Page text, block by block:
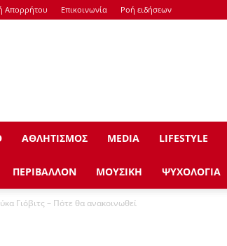
Απορρήτου Επικοινωνία Ροή ειδήσεων
ΑΘΛΗΤΙΣΜΟΣ ΜEDIA LIFESTYLE
ΠΕΡΙΒΑΛΛΟΝ ΜΟΥΣΙΚΗ ΨΥΧΟΛΟΓΙΑ
Γιόβιτς – Πότε θα ανακοινωθεί